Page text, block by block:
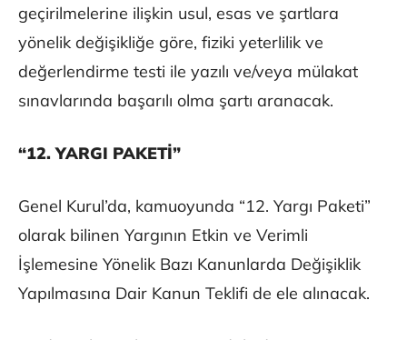
geçirilmelerine ilişkin usul, esas ve şartlara
yönelik değişikliğe göre, fiziki yeterlilik ve
değerlendirme testi ile yazılı ve/veya mülakat
sınavlarında başarılı olma şartı aranacak.
“12. YARGI PAKETİ”
Genel Kurul’da, kamuoyunda “12. Yargı Paketi”
olarak bilinen Yargının Etkin ve Verimli
İşlemesine Yönelik Bazı Kanunlarda Değişiklik
Yapılmasına Dair Kanun Teklifi de ele alınacak.